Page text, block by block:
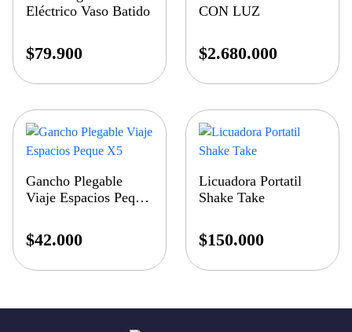
Eléctrico Vaso Batido
$79.900
CON LUZ
$2.680.000
Gancho Plegable
Viaje Espacios Peque
$42.000
Licuadora Portatil
Shake Take
$150.000